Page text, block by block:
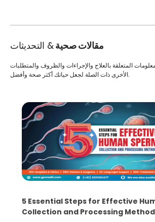
مقالات صحية& التحديثات
المتعلقة بالعلاج والإجراءات والظروف والمتطلبات
الأخرى ذات الصلة لجعل حياتك أكثر صحة وأفضل.
5 Essential Steps for Effective
Collection and Processing